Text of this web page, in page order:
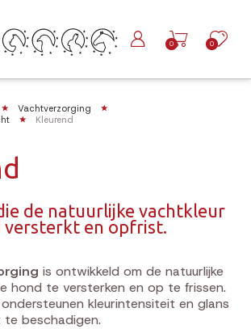
0 0
Vachtverzorging
Kleurend
de natuurlijke vachtkleur
versterkt en opfrist.
is ontwikkeld om de natuurlijke
hond te versterken en op te frissen.
kleurintensiteit en glans
beschadigen.